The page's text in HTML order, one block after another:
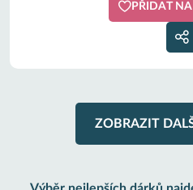
PŘIDAT
ZOBRAZIT